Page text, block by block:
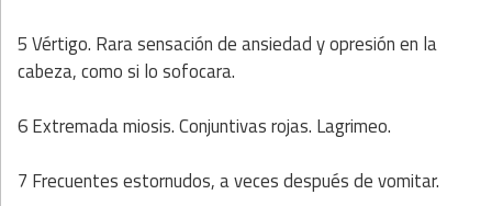
5 Vértigo. Rara sensación de ansiedad y opresión en la
cabeza, como si lo sofocara.
6 Extremada miosis. Conjuntivas rojas. Lagrimeo.
7 Frecuentes estornudos, a veces después de vomitar.